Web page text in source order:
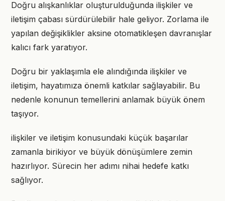
Doğru alışkanlıklar oluşturulduğunda ilişkiler ve
iletişim çabası sürdürülebilir hale geliyor. Zorlama ile
yapılan değişiklikler aksine otomatikleşen davranışlar
kalıcı fark yaratıyor.
Doğru bir yaklaşımla ele alındığında ilişkiler ve
iletişim, hayatımıza önemli katkılar sağlayabilir. Bu
nedenle konunun temellerini anlamak büyük önem
taşıyor.
ilişkiler ve iletişim konusundaki küçük başarılar
zamanla birikiyor ve büyük dönüşümlere zemin
hazırlıyor. Sürecin her adımı nihai hedefe katkı
sağlıyor.